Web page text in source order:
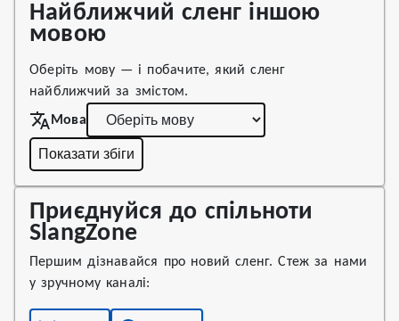
Найближчий сленг іншою
мовою
Оберіть мову — і побачите, який сленг
найближчий за змістом.
Мова
Показати збіги
Приєднуйся до спільноти
SlangZone
Першим дізнавайся про новий сленг. Стеж за нами
у зручному каналі: